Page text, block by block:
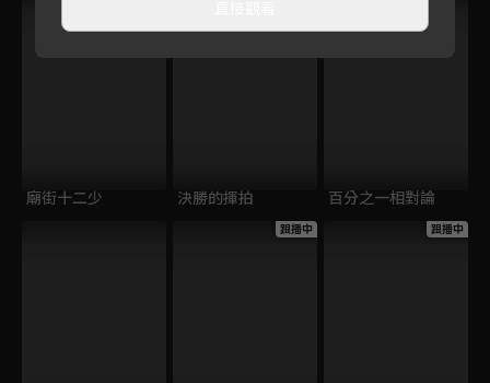
廟街十二少 決勝的揮拍 百分之一相對論
跟播中 跟播中